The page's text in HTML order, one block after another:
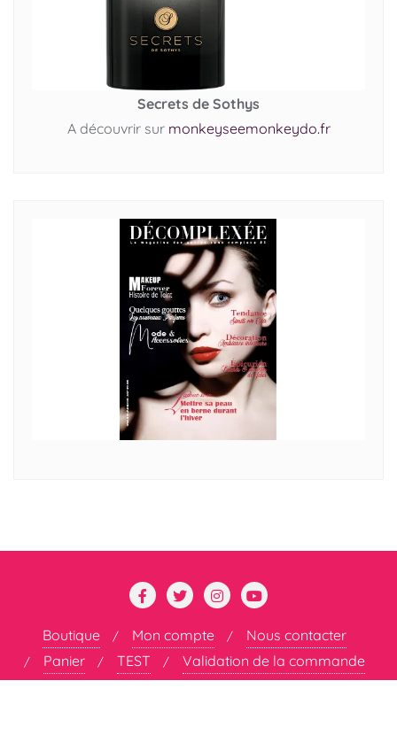
Secrets de Sothys
A découvrir sur monkeyseemonkeydo.fr
Boutique Mon compte
Nous contacter
Panier
TEST Validation de la commande